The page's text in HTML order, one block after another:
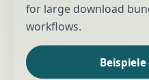
for large download
workflows.
Beispiele